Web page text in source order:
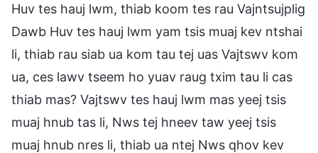
Huv tes hauj lwm, thiab koom tes rau Vajntsujplig
Dawb Huv tes hauj lwm yam tsis muaj kev ntshai
li, thiab rau siab ua kom tau tej uas Vajtswv kom
ua, ces lawv tseem ho yuav raug txim tau li cas
thiab mas? Vajtswv tes hauj lwm mas yeej tsis
muaj hnub tas li, Nws tej hneev taw yeej tsis
muaj hnub nres li, thiab ua ntej Nws qhov kev